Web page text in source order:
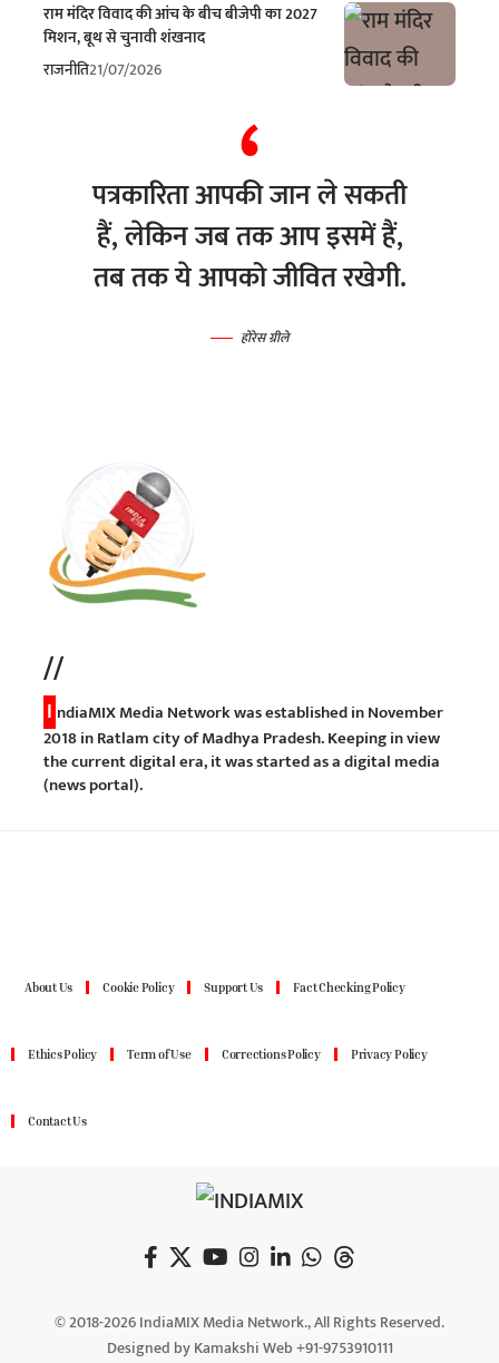
राम मंदिर विवाद की आंच के बीच बीजेपी का 2027
मिशन, बूथ से चुनावी शंखनाद
राजनीति21/07/2026
पत्रकारिता आपकी जान ले सकती
हैं, लेकिन जब तक आप इसमें हैं,
तब तक ये आपको जीवित रखेगी.
होरेस ग्रीले
//
I ndiaMIX Media Network was established in November
2018 in Ratlam city of Madhya Pradesh. Keeping in view
the current digital era, it was started as a digital media
(news portal).
About Us Cookie Policy Support Us Fact Checking Policy
Ethics Policy Term of Use Corrections Policy Privacy Policy
Contact Us
© 2018-2026 IndiaMIX Media Network., All Rights Reserved.
Designed by Kamakshi Web +91-9753910111